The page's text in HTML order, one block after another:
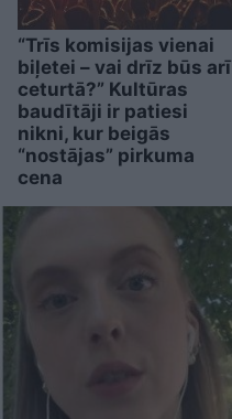
“Trīs komisijas vienai
biļetei – vai drīz būs arī
ceturtā?” Kultūras
baudītāji ir patiesi
nikni, kur beigās
“nostājas” pirkuma
cena